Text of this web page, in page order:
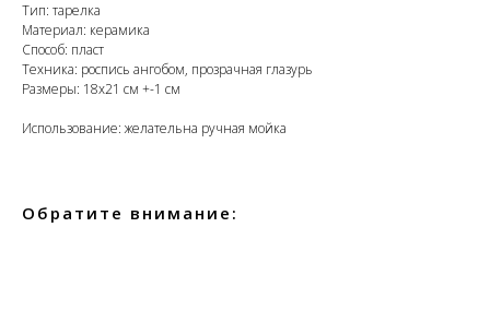
Тип: тарелка
Материал: керамика
Способ: пласт
Техника: роспись ангобом, прозрачная глазурь
Размеры: 18х21 см +-1 см
Использование: желательна ручная мойка
Обратите внимание: